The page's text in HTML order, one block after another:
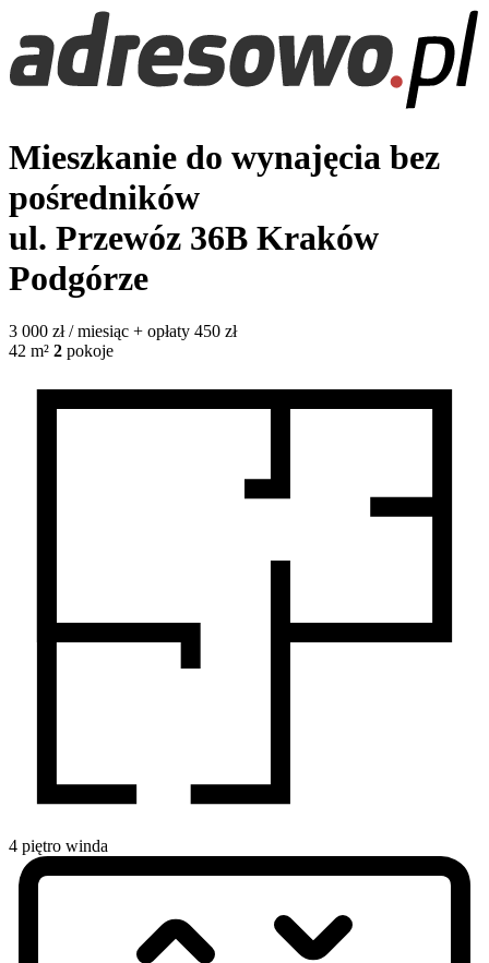
Mieszkanie do wynajęcia bez
pośredników
ul. Przewóz 36B Kraków
Podgórze
3 000 zł / miesiąc + opłaty 450 zł
42 m² 2 pokoje
4 piętro winda